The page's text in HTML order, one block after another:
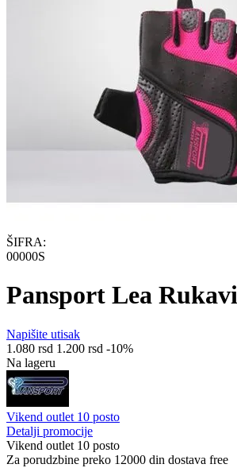
ŠIFRA:
00000S
Pansport Lea
Napišite utisak
1.080 rsd 1.200 rsd -10%
Na lageru
Vikend outlet 10 posto
Detalji promocije
Vikend outlet 10 posto
Za porudzbine preko 12000 din dostava free